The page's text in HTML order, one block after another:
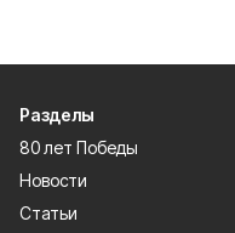
Разделы
80 лет Победы
Новости
Статьи